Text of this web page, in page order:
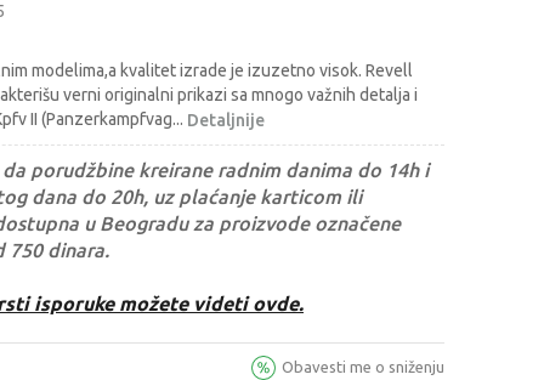
modelima,a kvalitet izrade je izuzetno visok. Revell
verni originalni prikazi sa mnogo važnih detalja i
II (Panzerkampfvag... Detaljnije
porudžbine kreirane radnim danima do 14h i
dana do 20h, uz plaćanje karticom ili
u Beogradu za proizvode označene
750 dinara.
isporuke možete videti ovde.
Obavesti me o sniženju